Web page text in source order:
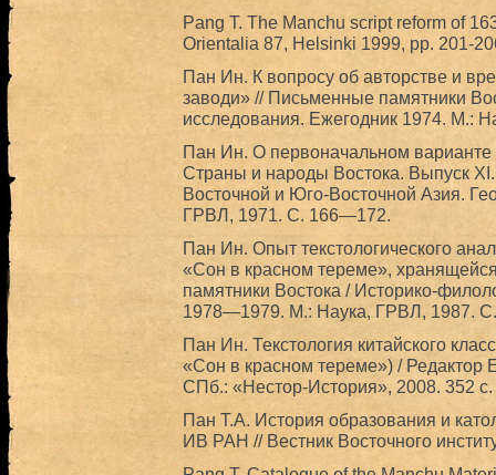
Pang T. The Manchu script reform of
Orientalia 87, Helsinki 1999, pp. 201-
Пан Ин. К вопросу об авторстве и
заводи» // Письменные памятники
исследования. Ежегодник 1974. М.:
Пан Ин. О первоначальном
Страны и народы Востока. Выпуск
Восточной и Юго-Восточной Азия.
ГРВЛ, 1971. С. 166—172.
Пан Ин. Опыт текстологического
«Сон в красном тереме»,
памятники Востока / Историко-
1978—1979. М.: Наука, ГРВЛ, 1987.
Пан Ин. Текстология китайского
«Сон в красном тереме») / Редактор
СПб.: «Нестор-История», 2008. 352 с.
Пан Т.А. История образования и
ИВ РАН // Вестник Восточного